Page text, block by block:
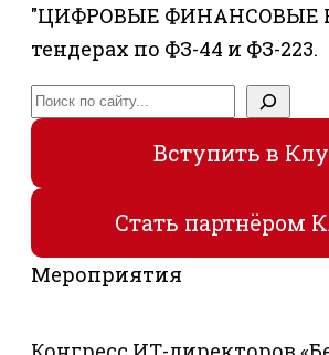
"ЦИФРОВЫЕ ФИНАНСОВЫЕ
тендерах по ФЗ-44 и ФЗ-223.
Поиск
Вступить в
Стать партнёром
Мероприятия